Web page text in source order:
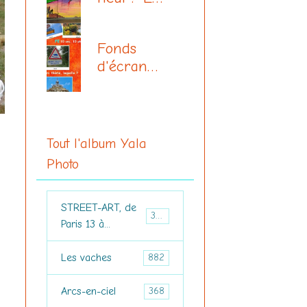
Fonds
d'écran
Tout l'album Yala
Photo
STREET-ART, de
Paris 13 à...
3694
Les vaches 882
Arcs-en-ciel 368